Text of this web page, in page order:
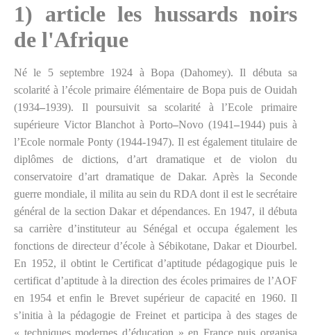
1) article les hussards noirs
de l'Afrique
Né le 5 septembre 1924 à Bopa (Dahomey). Il débuta sa
scolarité à l’école primaire élémentaire de Bopa puis de Ouidah
(1934–1939). Il poursuivit sa scolarité à l’Ecole primaire
supérieure Victor Blanchot à Porto–Novo (1941–1944) puis à
l’Ecole normale Ponty (1944-1947). Il est également titulaire de
diplômes de dictions, d’art dramatique et de violon du
conservatoire d’art dramatique de Dakar. Après la Seconde
guerre mondiale, il milita au sein du RDA dont il est le secrétaire
général de la section Dakar et dépendances. En 1947, il débuta
sa carrière d’instituteur au Sénégal et occupa également les
fonctions de directeur d’école à Sébikotane, Dakar et Diourbel.
En 1952, il obtint le Certificat d’aptitude pédagogique puis le
certificat d’aptitude à la direction des écoles primaires de l’AOF
en 1954 et enfin le Brevet supérieur de capacité en 1960. Il
s’initia à la pédagogie de Freinet et participa à des stages de
« techniques modernes d’éducation » en France puis organisa